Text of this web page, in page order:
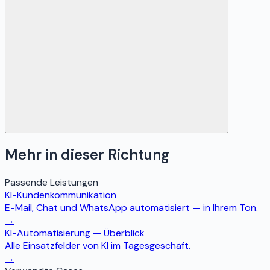
konforme Datenverarbeitung garantieren. Sensible Felder
werden vor dem KI-Aufruf maskiert wo möglich, und Sie
behalten jederzeit die Datenhoheit.
Mehr in dieser Richtung
Passende Leistungen
KI-Kundenkommunikation
E-Mail, Chat und WhatsApp automatisiert — in Ihrem Ton.
→
KI-Automatisierung — Überblick
Alle Einsatzfelder von KI im Tagesgeschäft.
→